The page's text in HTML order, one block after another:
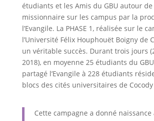
étudiants et les Amis du GBU autour de
missionnaire sur les campus par la
l’Evangile. La PHASE 1, réalisée sur le
l’Université Félix Houphouët Boigny de
un véritable succès. Durant trois jours
2018), en moyenne 25 étudiants du
partagé l’Evangile à 228 étudiants
blocs des cités universitaires de
Cette campagne a donné naissance